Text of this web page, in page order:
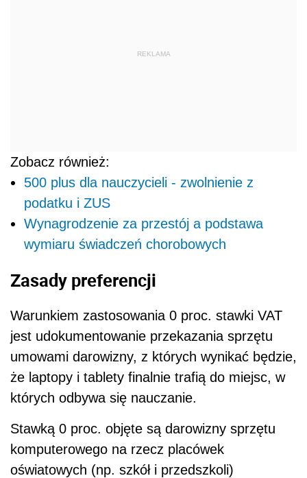
REKLAMA
Zobacz również:
500 plus dla nauczycieli - zwolnienie z
podatku i ZUS
Wynagrodzenie za przestój a podstawa
wymiaru świadczeń chorobowych
Zasady preferencji
Warunkiem zastosowania 0 proc. stawki VAT
jest udokumentowanie przekazania sprzętu
umowami darowizny, z których wynikać będzie,
że laptopy i tablety finalnie trafią do miejsc, w
których odbywa się nauczanie.
Stawką 0 proc. objęte są darowizny sprzętu
komputerowego na rzecz placówek
oświatowych (np. szkół i przedszkoli)